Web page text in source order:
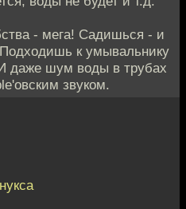
- мега! Садишься - и
к умывальнику
даже шум воды в трубах
звуком.